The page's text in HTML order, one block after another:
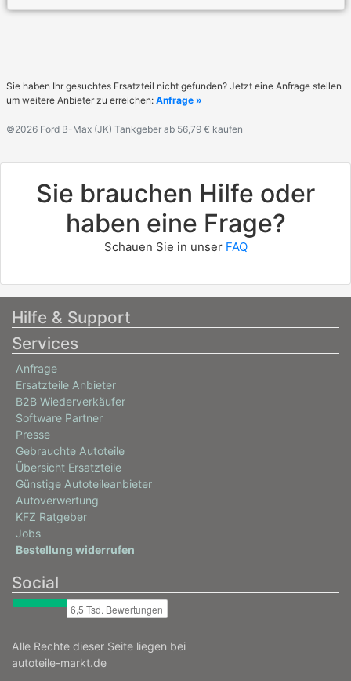
Sie haben Ihr gesuchtes Ersatzteil nicht gefunden? Jetzt eine Anfrage stellen
um weitere Anbieter zu erreichen: Anfrage »
©2026 Ford B-Max (JK) Tankgeber ab 56,79 € kaufen
Sie brauchen Hilfe oder
haben eine Frage?
Schauen Sie in unser FAQ
Hilfe & Support
Services
Anfrage
Ersatzteile Anbieter
B2B Wiederverkäufer
Software Partner
Presse
Gebrauchte Autoteile
Übersicht Ersatzteile
Günstige Autoteileanbieter
Autoverwertung
KFZ Ratgeber
Jobs
Bestellung widerrufen
Social
Alle Rechte dieser Seite liegen bei
autoteile-markt.de